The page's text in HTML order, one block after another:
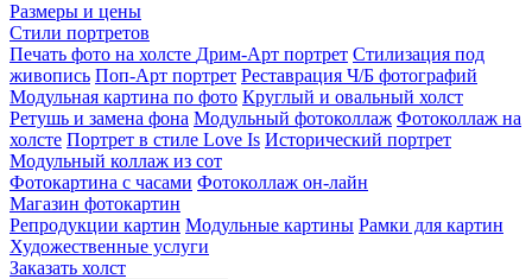
Размеры и цены
Стили портретов
Печать фото на холсте Дрим-Арт портрет Стилизация под
живопись Поп-Арт портрет Реставрация Ч/Б фотографий
Модульная картина по фото Круглый и овальный холст
Ретушь и замена фона Модульный фотоколлаж Фотоколлаж на
холсте Портрет в стиле Love Is Исторический портрет
Модульный коллаж из сот
Фотокартина с часами Фотоколлаж он-лайн
Магазин фотокартин
Репродукции картин Модульные картины Рамки для картин
Художественные услуги
Заказать холст